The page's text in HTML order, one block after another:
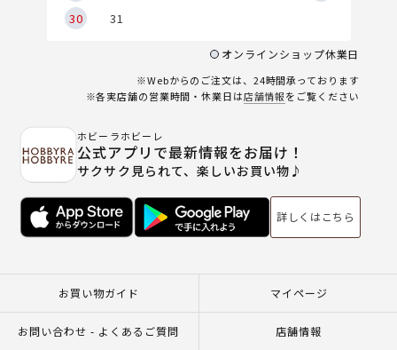
30
31
オンラインショップ休業日
※Webからのご注文は、24時間承っております
※各実店舗の営業時間・休業日は店舗情報をご覧ください
ホビーラホビーレ
公式アプリで最新情報をお届け！
サクサク見られて、楽しいお買い物♪
詳しくはこちら
お買い物ガイド マイページ
お問い合わせ - よくあるご質問 店舗情報